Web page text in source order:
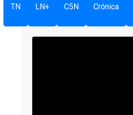
TN LN+ C5N Crónica